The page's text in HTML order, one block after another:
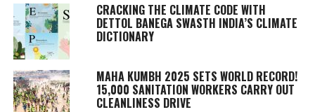
CRACKING THE CLIMATE CODE WITH
DETTOL BANEGA SWASTH INDIA’S CLIMATE
DICTIONARY
MAHA KUMBH 2025 SETS WORLD RECORD!
15,000 SANITATION WORKERS CARRY OUT
CLEANLINESS DRIVE